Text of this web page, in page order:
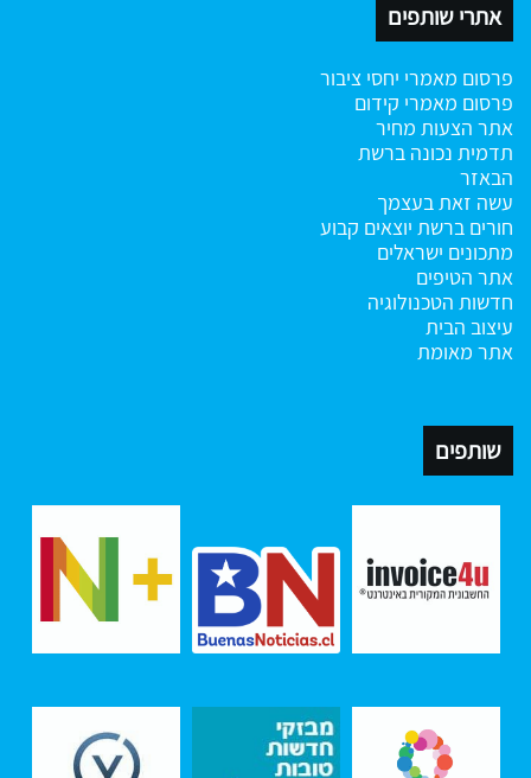
אתרי שותפים
פרסום מאמרי יחסי ציבור
פרסום מאמרי קידום
אתר הצעות מחיר
תדמית נכונה ברשת
הבאזר
עשה זאת בעצמך
חורים ברשת יוצאים קבוע
מתכונים ישראלים
אתר הטיפים
חדשות הטכנולוגיה
עיצוב הבית
אתר מאומת
שותפים